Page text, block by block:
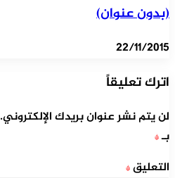
(بدون عنوان)
22/11/2015
اترك تعليقاً
لن يتم نشر عنوان بريدك الإلكتروني.
بـ*
التعليق *